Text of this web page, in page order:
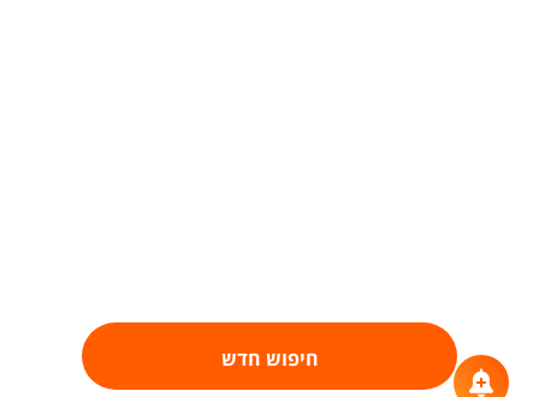
חיפוש חדש